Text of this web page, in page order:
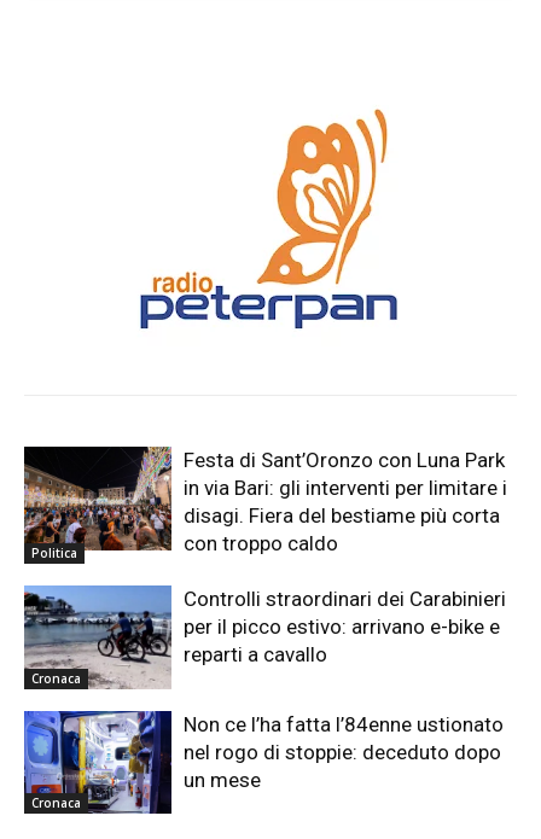
Politica
Festa di Sant’Oronzo con Luna Park
in via Bari: gli interventi per limitare i
disagi. Fiera del bestiame più corta
con troppo caldo
Cronaca
Controlli straordinari dei Carabinieri
per il picco estivo: arrivano e-bike e
reparti a cavallo
Cronaca
Non ce l’ha fatta l’84enne ustionato
nel rogo di stoppie: deceduto dopo
un mese